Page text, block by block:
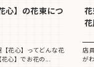
心】の花束につ
花心】ってどんな花
心】でお花の...
店
が